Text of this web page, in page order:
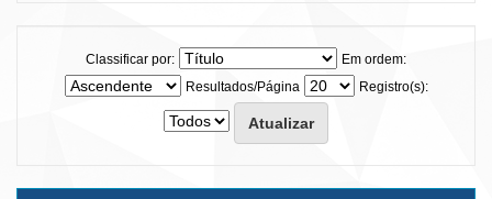
Classificar por:
Em ordem:
Resultados/Página
Registro(s):